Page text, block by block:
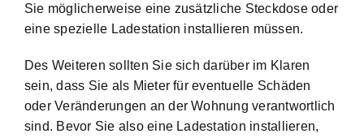
Sie möglicherweise eine zusätzliche Steckdose oder
eine spezielle Ladestation installieren müssen.
Des Weiteren sollten Sie sich darüber im Klaren
sein, dass Sie als Mieter für eventuelle Schäden
oder Veränderungen an der Wohnung verantwortlich
sind. Bevor Sie also eine Ladestation installieren,